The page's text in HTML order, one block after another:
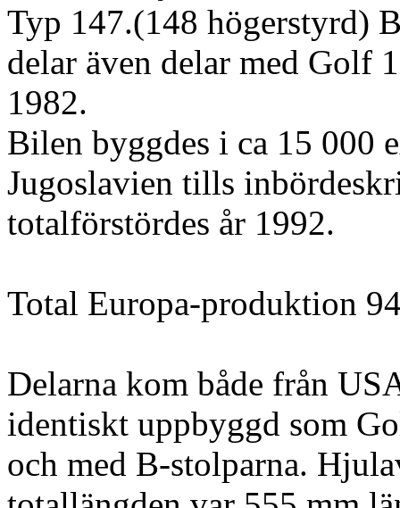
Typ 147.(148 högerstyrd)
delar även delar med Golf
1982.
Bilen byggdes i ca 15 000
Jugoslavien tills
totalförstördes år 1992.
Total Europa-produktion
Delarna kom både från
identiskt uppbyggd som
och med B-stolparna.